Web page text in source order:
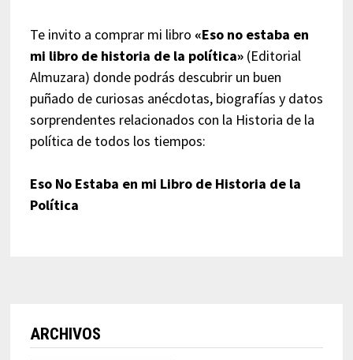
Te invito a comprar mi libro «Eso no estaba en
mi libro de historia de la política»(Editorial
Almuzara) donde podrás descubrir un buen
puñado de curiosas anécdotas, biografías y datos
sorprendentes relacionados con la Historia de la
política de todos los tiempos:
Eso No Estaba en mi Libro de Historia de la
Política
ARCHIVOS